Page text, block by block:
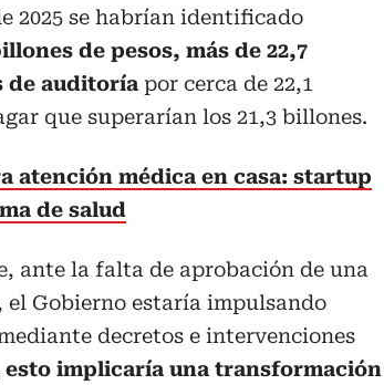
2025 se habrían identificado
de pesos, más de 22,7
de auditoría por cerca de 22,1
que superarían los 21,3 billones.
atención médica en casa: startup
de salud
ante la falta de aprobación de una
el Gobierno estaría impulsando
decretos e intervenciones
esto implicaría una transformación